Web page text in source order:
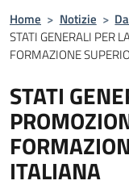
Home > Notizie >
STATI GENERALI PER
FORMAZIONE
STATI
ITALIANA